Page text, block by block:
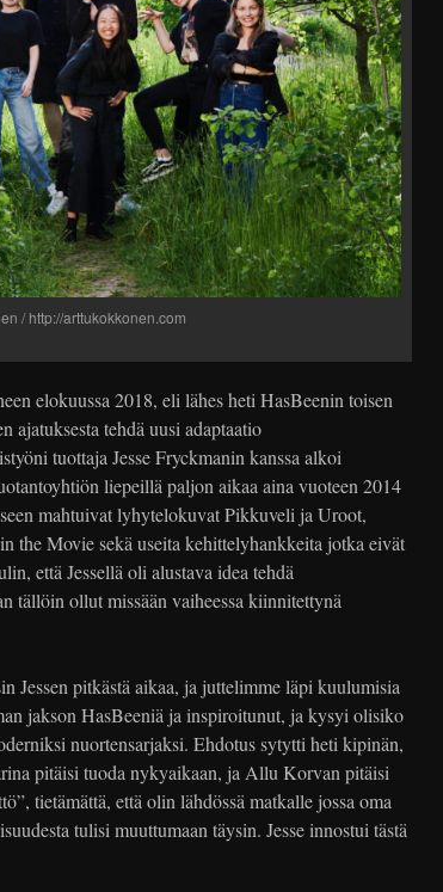
/ http://arttukokkonen.com
elokuussa 2018, eli lähes heti HasBeenin toisen
ajatuksesta tehdä uusi adaptaatio
tuottaja Jesse Fryckmanin kanssa alkoi
liepeillä paljon aikaa aina vuoteen 2014
mahtuivat lyhytelokuvat Pikkuveli ja Uroot,
the Movie sekä useita kehittelyhankkeita jotka eivät
että Jessellä oli alustava idea tehdä
tällöin ollut missään vaiheessa kiinnitettynä
Jessen pitkästä aikaa, ja juttelimme läpi kuulumisia
jakson HasBeeniä ja inspiroitunut, ja kysyi olisiko
nuortensarjaksi. Ehdotus sytytti heti kipinän,
pitäisi tuoda nykyaikaan, ja Allu Korvan pitäisi
tietämättä, että olin lähdössä matkalle jossa oma
tulisi muuttumaan täysin. Jesse innostui tästä